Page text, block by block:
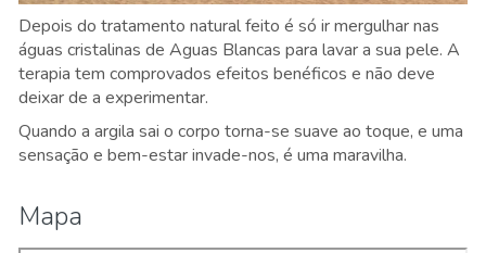
Depois do tratamento natural feito é só ir mergulhar nas
águas cristalinas de Aguas Blancas para lavar a sua pele. A
terapia tem comprovados efeitos benéficos e não deve
deixar de a experimentar.
Quando a argila sai o corpo torna-se suave ao toque, e uma
sensação e bem-estar invade-nos, é uma maravilha.
Mapa